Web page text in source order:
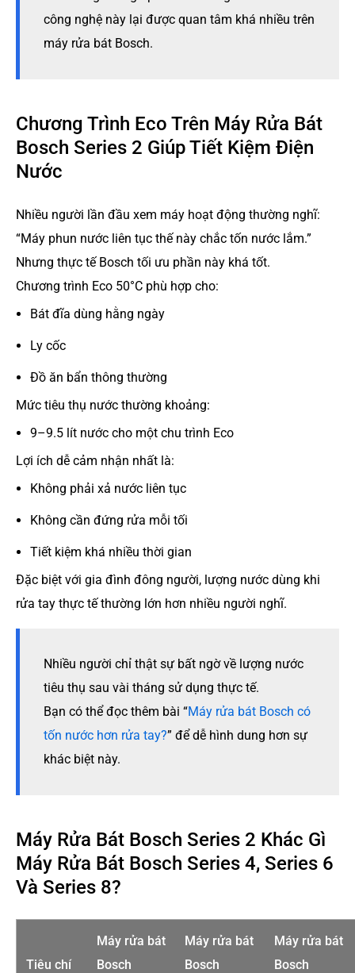
công nghệ này lại được quan tâm khá nhiều trên
máy rửa bát Bosch.
Chương Trình Eco Trên Máy Rửa Bát
Bosch Series 2 Giúp Tiết Kiệm Điện
Nước
Nhiều người lần đầu xem máy hoạt động thường nghĩ:
“Máy phun nước liên tục thế này chắc tốn nước lắm.”
Nhưng thực tế Bosch tối ưu phần này khá tốt.
Chương trình Eco 50°C phù hợp cho:
Bát đĩa dùng hằng ngày
Ly cốc
Đồ ăn bẩn thông thường
Mức tiêu thụ nước thường khoảng:
9–9.5 lít nước cho một chu trình Eco
Lợi ích dễ cảm nhận nhất là:
Không phải xả nước liên tục
Không cần đứng rửa mỗi tối
Tiết kiệm khá nhiều thời gian
Đặc biệt với gia đình đông người, lượng nước dùng khi
rửa tay thực tế thường lớn hơn nhiều người nghĩ.
Nhiều người chỉ thật sự bất ngờ về lượng nước
tiêu thụ sau vài tháng sử dụng thực tế.
Bạn có thể đọc thêm bài “Máy rửa bát Bosch có
tốn nước hơn rửa tay?” để dễ hình dung hơn sự
khác biệt này.
Máy Rửa Bát Bosch Series 2 Khác Gì
Máy Rửa Bát Bosch Series 4, Series 6
Và Series 8?
Tiêu chí
Máy rửa bát
Bosch
Máy rửa bát
Bosch
Máy rửa bát
Bosch